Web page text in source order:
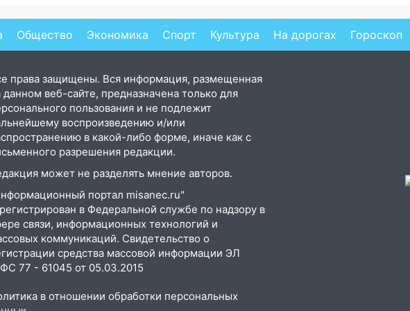
Общество Экономика Спорт Культура На дорогах Гороскоп
права защищены. Вся информация, размещенная
данном веб-сайте, предназначена только для
пользования и не подлежит
воспроизведению и/или
в какой-либо форме, иначе как с
разрешения редакции.
может не разделять мнение авторов.
портал misanec.ru"
в Федеральной службе по надзору в
связи, информационных технологий и
коммуникаций. Свидетельство о
средства массовой информации ЭЛ
77 - 61045 от 05.03.2015
в отношении обработки персональных